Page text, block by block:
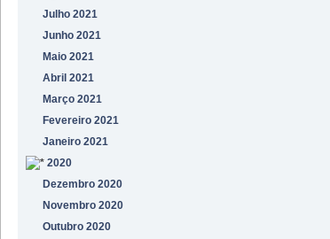
Julho 2021
Junho 2021
Maio 2021
Abril 2021
Março 2021
Fevereiro 2021
Janeiro 2021
2020
Dezembro 2020
Novembro 2020
Outubro 2020